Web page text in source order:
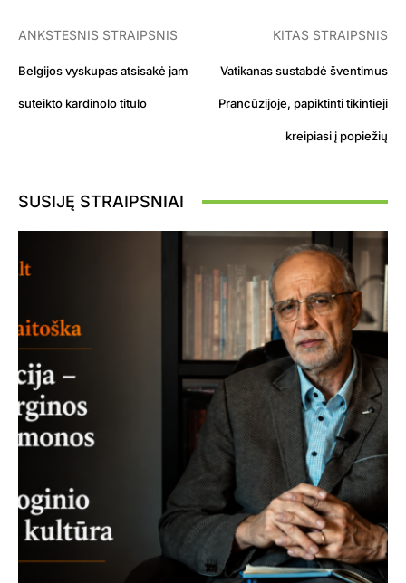
ANKSTESNIS STRAIPSNIS
Belgijos vyskupas atsisakė jam
suteikto kardinolo titulo
KITAS STRAIPSNIS
Vatikanas sustabdė šventimus
Prancūzijoje, papiktinti tikintieji
kreipiasi į popiežių
SUSIJĘ STRAIPSNIAI